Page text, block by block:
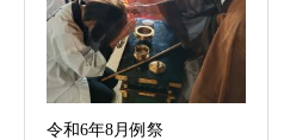
令和6年8月例祭